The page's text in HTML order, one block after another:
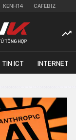
KENH14 CAFEBIZ
TIN ICT INTERNET